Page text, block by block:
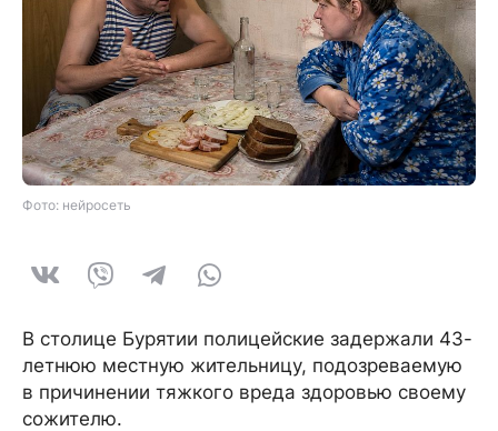
Фото: нейросеть
В столице Бурятии полицейские задержали 43-
летнюю местную жительницу, подозреваемую
в причинении тяжкого вреда здоровью своему
сожителю.